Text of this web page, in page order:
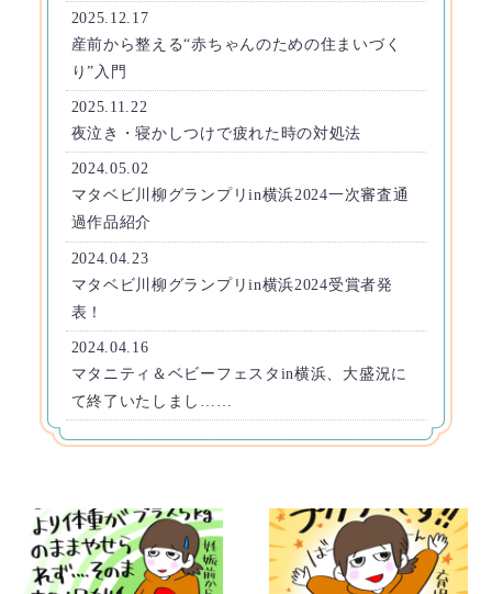
2025.12.17
産前から整える“赤ちゃんのための住まいづく
り”入門
2025.11.22
夜泣き・寝かしつけで疲れた時の対処法
2024.05.02
マタベビ川柳グランプリin横浜2024一次審査通
過作品紹介
2024.04.23
マタベビ川柳グランプリin横浜2024受賞者発
表！
2024.04.16
マタニティ＆ベビーフェスタin横浜、大盛況に
て終了いたしまし……